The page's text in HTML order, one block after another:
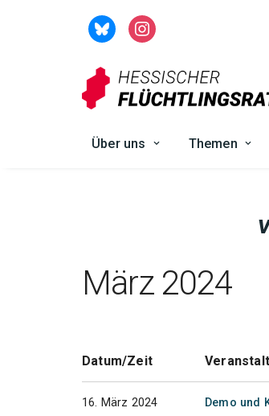
Über uns Themen
März 2024
Datum/Zeit
16. März 2024
Demo und